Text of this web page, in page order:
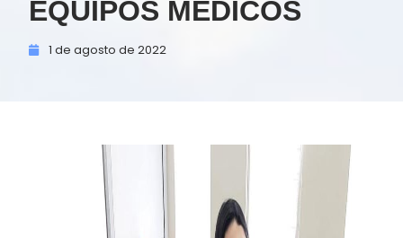
EQUIPOS MÉDICOS
1 de agosto de 2022